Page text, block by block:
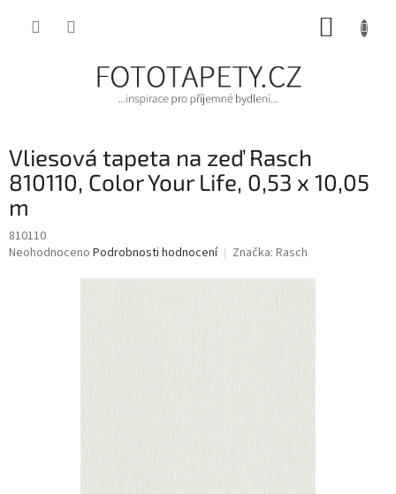
Vliesová tapeta na zeď Rasch
810110, Color Your Life, 0,53 x 10,05
m
810110
Průměrné
Neohodnoceno Podrobnosti hodnocení Značka: Rasch